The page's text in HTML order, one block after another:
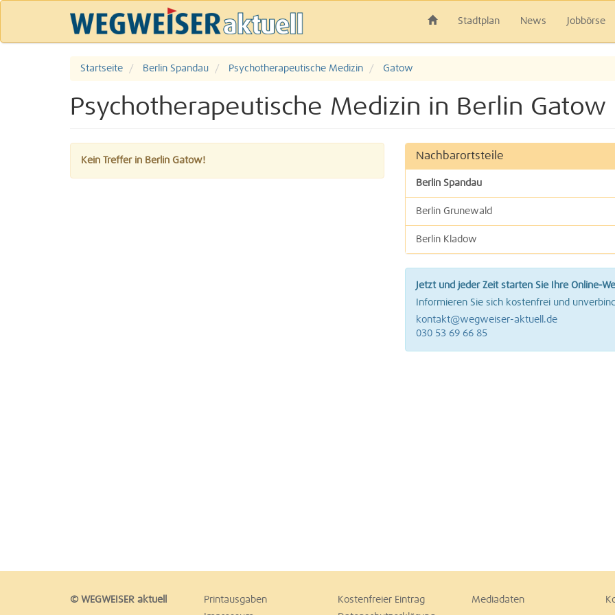
Stadtplan News Jobbörse
Startseite Berlin Spandau Psychotherapeutische Medizin Gatow
Psychotherapeutische Medizin in Berlin Gatow
Kein Treffer in Berlin Gatow! Nachbarortsteile
Berlin Spandau
Berlin Grunewald
Berlin Kladow
Berlin Nikolassee
Berlin Wilhelmstadt
Jetzt und jeder Zeit starten Sie Ihre Online-
Informieren Sie sich kostenfrei und
kontakt@wegweiser-aktuell.de
030 53 69 66 85
© WEGWEISER aktuell Printausgaben Kostenfreier Eintrag Mediadaten